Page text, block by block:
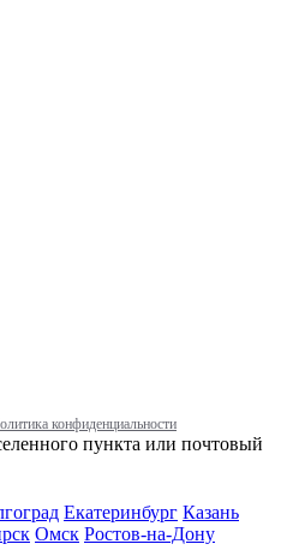
конфиденциальности
пункта или почтовый
Екатеринбург Казань
Омск Ростов-на-Дону